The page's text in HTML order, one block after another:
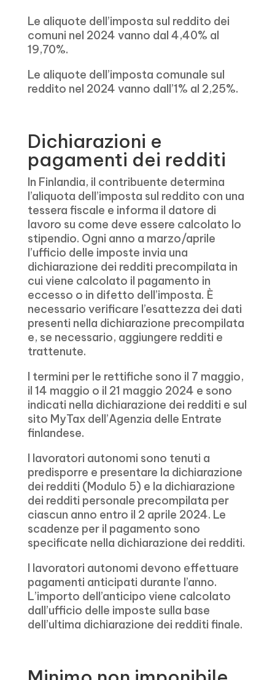
Le aliquote dell’imposta sul reddito dei
comuni nel 2024 vanno dal 4,40% al
19,70%.
Le aliquote dell’imposta comunale sul
reddito nel 2024 vanno dall’1% al 2,25%.
Dichiarazioni e
pagamenti dei redditi
In Finlandia, il contribuente determina
l’aliquota dell’imposta sul reddito con una
tessera fiscale e informa il datore di
lavoro su come deve essere calcolato lo
stipendio. Ogni anno a marzo/aprile
l’ufficio delle imposte invia una
dichiarazione dei redditi precompilata in
cui viene calcolato il pagamento in
eccesso o in difetto dell’imposta. È
necessario verificare l’esattezza dei dati
presenti nella dichiarazione precompilata
e, se necessario, aggiungere redditi e
trattenute.
I termini per le rettifiche sono il 7 maggio,
il 14 maggio o il 21 maggio 2024 e sono
indicati nella dichiarazione dei redditi e sul
sito MyTax dell’Agenzia delle Entrate
finlandese.
I lavoratori autonomi sono tenuti a
predisporre e presentare la dichiarazione
dei redditi (Modulo 5) e la dichiarazione
dei redditi personale precompilata per
ciascun anno entro il 2 aprile 2024. Le
scadenze per il pagamento sono
specificate nella dichiarazione dei redditi.
I lavoratori autonomi devono effettuare
pagamenti anticipati durante l’anno.
L’importo dell’anticipo viene calcolato
dall’ufficio delle imposte sulla base
dell’ultima dichiarazione dei redditi finale.